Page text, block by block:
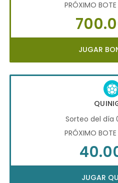
PRÓXIMO BOTE
JUGAR
Sorteo del día
PRÓXIMO BOTE
JUGAR